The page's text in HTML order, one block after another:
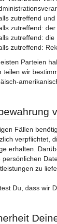
zutreffend
zutreffend:
zutreffend: die
zutreffend:
Parteien
teilen wir
Fällen
verpflichtet,
erhalten.
persönlichen
zu
Du, dass wir